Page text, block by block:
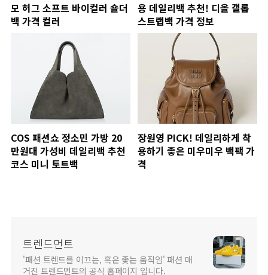
모 허그 소프트 바이컬러 숄더
백 가격 컬러
용 데일리백 추천! 디올 갤롭
스트랩백 가격 정보
COS 패션쇼 정소민 가방 20
만원대 가성비 데일리백 추천
코스 미니 토트백
장원영 PICK! 데일리하게 착
용하기 좋은 미우미우 백팩 가
격
트렌드먼트
'패션 트렌드를 이끄는, 혹은 좇는 움직임' 패션 매
거진 트렌드먼트의 공식 홈페이지 입니다.